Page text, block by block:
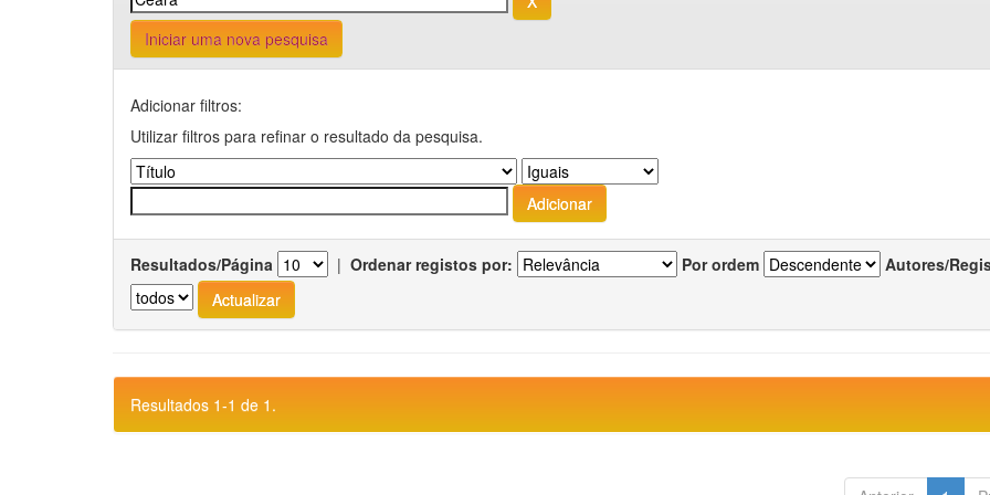
Iniciar uma nova pesquisa
Adicionar filtros:
Utilizar filtros para refinar o resultado da pesquisa.
Resultados/Página | Ordenar registos por: Por ordem Autores/
Resultados 1-1 de 1.